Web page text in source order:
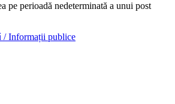
pe perioadă nedeterminată a unui post
/ Informații publice